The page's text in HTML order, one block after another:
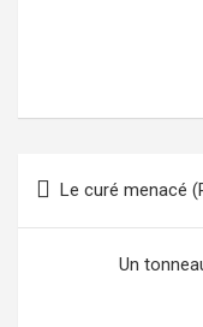
Navigation
de
Le curé menacé
Un